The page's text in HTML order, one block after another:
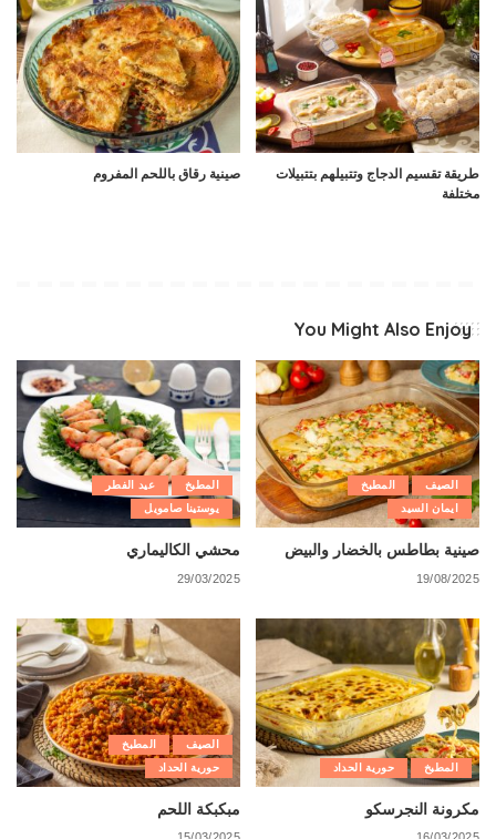
طريقة تقسيم الدجاج وتتبيلهم بتتبيلات
مختلفة
صينية رقاق باللحم المفروم
You Might Also Enjoy
الصيف
المطبخ
ايمان السيد
صينية بطاطس بالخضار والبيض
19/08/2025
المطبخ
عيد الفطر
يوستينا صامويل
محشي الكاليماري
29/03/2025
المطبخ حورية الحداد
مكرونة النجرسكو
الصيف
المطبخ
حورية الحداد
مبكبكة اللحم